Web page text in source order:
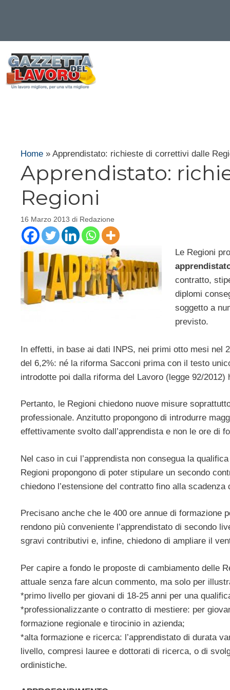
contenuto
Home » Apprendistato: richieste di correttivi dalle
Apprendistato:
Regioni
16 Marzo 2013 di Redazione
Le Regioni
contratto,
diplomi
soggetto a
previsto.
In effetti, in base ai dati INPS, nei primi otto mesi nel
del 6,2%: né la riforma Sacconi prima con il testo
introdotte poi dalla riforma del Lavoro (legge 92/
Pertanto, le Regioni chiedono nuove misure
professionale. Anzitutto propongono di introdurre
effettivamente svolto dall’apprendista e non le ore di
Nel caso in cui l’apprendista non consegua la
Regioni propongono di poter stipulare un secondo
chiedono l’estensione del contratto fino alla scadenza
Precisano anche che le 400 ore annue di formazione
rendono più conveniente l’apprendistato di secondo
sgravi contributivi e, infine, chiedono di ampliare il
Per capire a fondo le proposte di cambiamento delle
attuale senza fare alcun commento, ma solo per
*primo livello per giovani di 18-25 anni per una
*professionalizzante o contratto di mestiere: per
formazione regionale e tirocinio in azienda;
*alta formazione e ricerca: l’apprendistato di durata
livello, compresi lauree e dottorati di ricerca, o di
ordinistiche.